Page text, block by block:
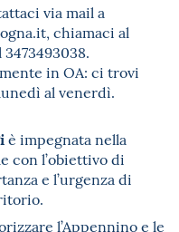
via mail a
chiamaci al
in OA: ci trovi
al venerdì.
è impegnata nella
con l’obiettivo di
e l’urgenza di
l’Appennino e le